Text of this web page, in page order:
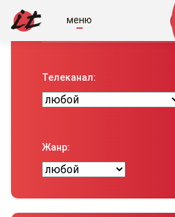
меню
Телепрограма вiд IT
Телеканал:
Жанр: